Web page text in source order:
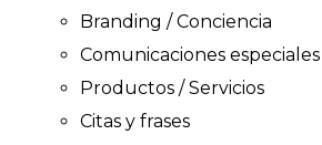
Branding / Conciencia
Comunicaciones especiales
Productos / Servicios
Citas y frases